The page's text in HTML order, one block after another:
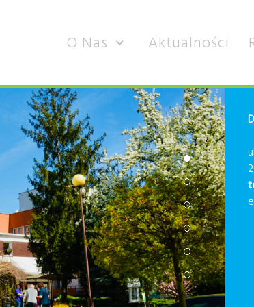
O Nas Aktualności